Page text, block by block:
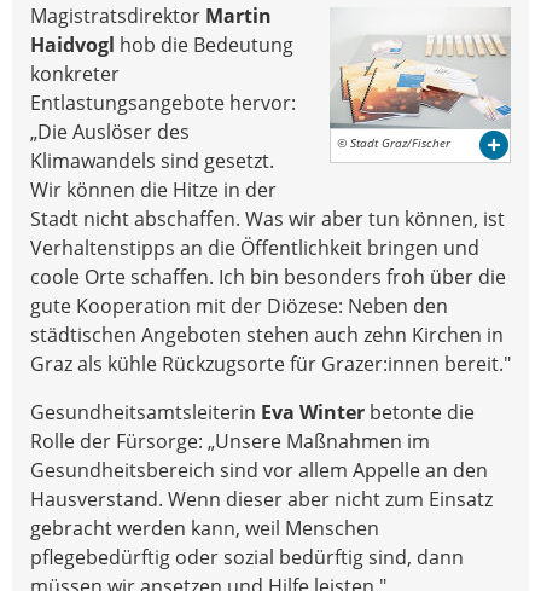
© Stadt Graz/Fischer
Magistratsdirektor Martin
Haidvogl hob die Bedeutung
konkreter
Entlastungsangebote hervor:
„Die Auslöser des
Klimawandels sind gesetzt.
Wir können die Hitze in der
Stadt nicht abschaffen. Was wir aber tun können, ist
Verhaltenstipps an die Öffentlichkeit bringen und
coole Orte schaffen. Ich bin besonders froh über die
gute Kooperation mit der Diözese: Neben den
städtischen Angeboten stehen auch zehn Kirchen in
Graz als kühle Rückzugsorte für Grazer:innen bereit."
Gesundheitsamtsleiterin Eva Winter betonte die
Rolle der Fürsorge: „Unsere Maßnahmen im
Gesundheitsbereich sind vor allem Appelle an den
Hausverstand. Wenn dieser aber nicht zum Einsatz
gebracht werden kann, weil Menschen
pflegebedürftig oder sozial bedürftig sind, dann
müssen wir ansetzen und Hilfe leisten."